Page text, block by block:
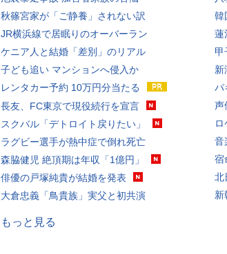
秋篠宮家が「ご静養」されない訳
JR横浜線で居眠りのオーバーラン
ケニア人と結婚「差別」のリアル
子ども追い マンションへ侵入か
レンタカー予約 10万円分当たる
長友、FC東京で現役続行を宣言
スクバル「デトロイト戻りたい」
ラグビー選手が熱中症で倒れ死亡
森脇健児 絶頂期は年収「1億円」
俳優の戸塚純貴が結婚を発表
大倉忠義「鳥貴族」実父と初共演
韓
蓮
甲
新
パ
声
音
宿
北
新
もっと見る